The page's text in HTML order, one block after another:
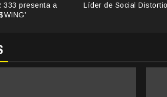
333 presenta a
Líder de Social